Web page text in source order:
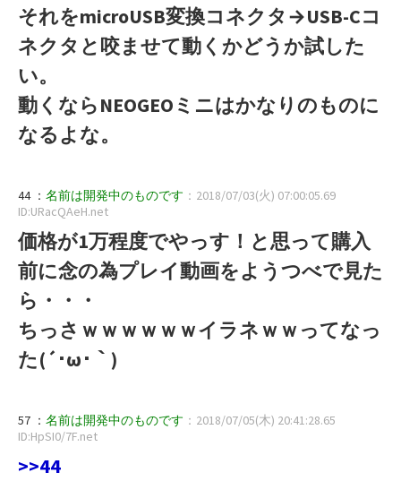
それをmicroUSB変換コネクタ→USB-Cコ
ネクタと咬ませて動くかどうか試した
い。
動くならNEOGEOミニはかなりのものに
なるよな。
44 ： 名前は開発中のものです ：2018/07/03(火) 07:00:05.69
ID:URacQAeH.net
価格が1万程度でやっす！と思って購入
前に念の為プレイ動画をようつべで見た
ら・・・
ちっさｗｗｗｗｗｗイラネｗｗってなっ
た(´･ω･｀)
57 ： 名前は開発中のものです ：2018/07/05(木) 20:41:28.65
ID:HpSI0/7F.net
>>44